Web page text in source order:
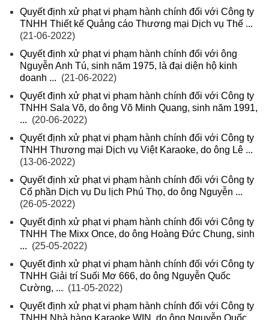
Quyết định xử phạt vi phạm hành chính đối với Công ty
TNHH Thiết kế Quảng cáo Thương mại Dịch vụ Thế ...
(21-06-2022)
Quyết định xử phạt vi phạm hành chính đối với ông
Nguyễn Anh Tú, sinh năm 1975, là đại diện hộ kinh
doanh ... (21-06-2022)
Quyết định xử phạt vi phạm hành chính đối với Công ty
TNHH Sala Võ, do ông Võ Minh Quang, sinh năm 1991,
... (20-06-2022)
Quyết định xử phạt vi phạm hành chính đối với Công ty
TNHH Thương mại Dịch vụ Việt Karaoke, do ông Lê ...
(13-06-2022)
Quyết định xử phạt vi phạm hành chính đối với Công ty
Cổ phần Dịch vụ Du lịch Phú Thọ, do ông Nguyễn ...
(26-05-2022)
Quyết định xử phạt vi phạm hành chính đối với Công ty
TNHH The Mixx Once, do ông Hoàng Đức Chung, sinh
... (25-05-2022)
Quyết định xử phạt vi phạm hành chính đối với Công ty
TNHH Giải trí Suối Mơ 666, do ông Nguyễn Quốc
Cường, ... (11-05-2022)
Quyết định xử phạt vi phạm hành chính đối với Công ty
TNHH Nhà hàng Karaoke WIN, do ông Nguyễn Quốc